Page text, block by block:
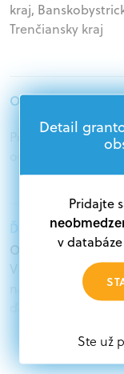
kraj,
Trenčiansky kraj
Oprávnení
Podnikatelia,
organizácie,
Ďalšie informácie:
Oprávnení
V databáze
nájdete aktuálne
Oprávnení
Akákoľvek
Detail
Pridajte
v
Ste už